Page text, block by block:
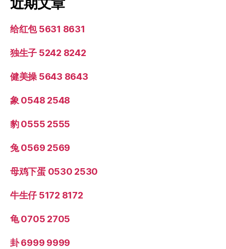
给红包 5631 8631
独生子 5242 8242
健美操 5643 8643
象 0548 2548
豹 0555 2555
兔 0569 2569
母鸡下蛋 0530 2530
牛生仔 5172 8172
龟 0705 2705
卦 6999 9999